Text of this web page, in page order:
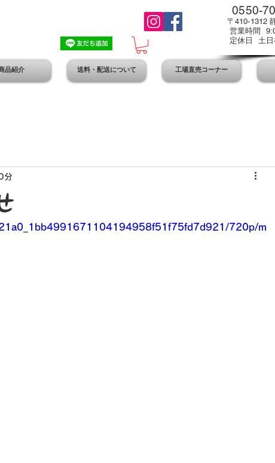
0550-
〒410-1312
営業時間
定休日 土日
品紹介 送料・配送について 工場直売コーナー
分
720p/m